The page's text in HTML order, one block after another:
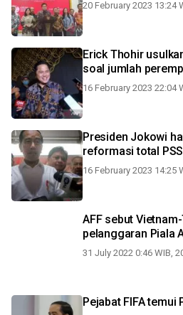
20 February 2023 13:24
Erick Thohir
soal jumlah
16 February 2023 22:04
Presiden Jokowi
reformasi total
16 February 2023 14:25
AFF sebut
pelanggaran Piala
31 July 2022 0:46 WIB,
Pejabat FIFA temui